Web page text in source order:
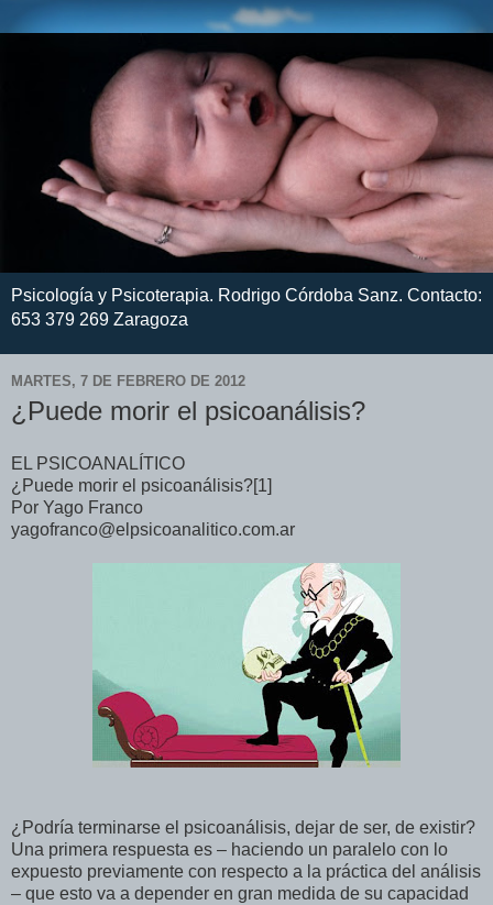
Psicología y Psicoterapia. Rodrigo Córdoba Sanz. Contacto:
653 379 269 Zaragoza
MARTES, 7 DE FEBRERO DE 2012
¿Puede morir el psicoanálisis?
EL PSICOANALÍTICO
¿Puede morir el psicoanálisis?[1]
Por Yago Franco
yagofranco@elpsicoanalitico.com.ar
¿Podría terminarse el psicoanálisis, dejar de ser, de existir?
Una primera respuesta es – haciendo un paralelo con lo
expuesto previamente con respecto a la práctica del análisis
– que esto va a depender en gran medida de su capacidad